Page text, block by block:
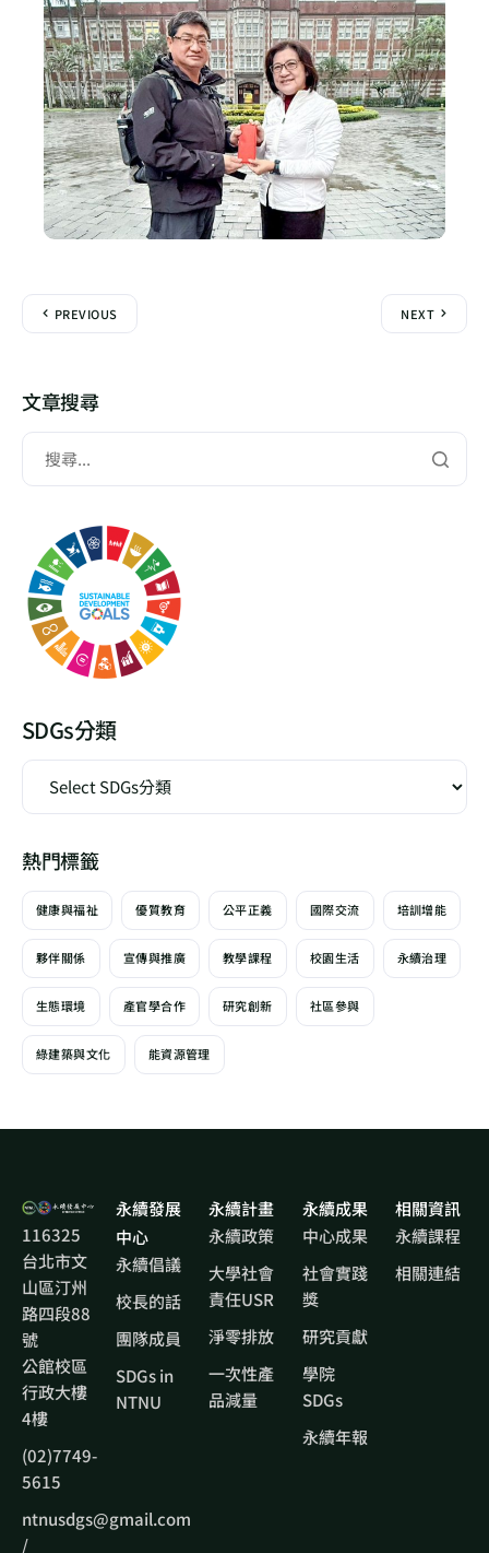
PREVIOUS NEXT
文章搜尋
SDGs分類
熱門標籤
健康與福祉 優質教育 公平正義 國際交流 培訓增能
夥伴關係 宣傳與推廣 教學課程 校園生活 永續治理
生態環境 產官學合作 研究創新 社區參與
綠建築與文化 能資源管理
116325
台北市文
山區汀州
路四段88
號
公館校區
行政大樓
4樓
(02)7749-
5615
ntnusdgs@gmail.com
/
永續發展
中心
永續倡議
校長的話
團隊成員
SDGs in
NTNU
永續計畫
永續政策
大學社會
責任USR
淨零排放
一次性產
品減量
永續成果
中心成果
社會實踐
獎
研究貢獻
學院
SDGs
永續年報
相關資訊
永續課程
相關連結